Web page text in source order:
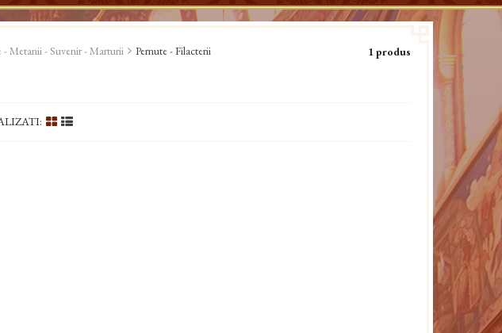
- Metanii - Suvenir - Marturii Pernute - Filacterii 1 produs